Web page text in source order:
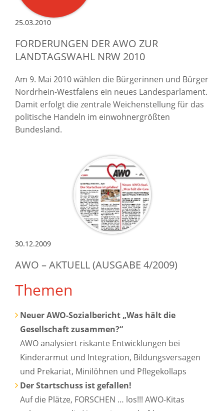
25.03.2010
FORDERUNGEN DER AWO ZUR
LANDTAGSWAHL NRW 2010
Am 9. Mai 2010 wählen die Bürgerinnen und Bürger
Nordrhein-Westfalens ein neues Landesparlament.
Damit erfolgt die zentrale Weichenstellung für das
politische Handeln im einwohnergrößten
Bundesland.
30.12.2009
AWO – AKTUELL (AUSGABE 4/2009)
Themen
Neuer AWO-Sozialbericht „Was hält die
Gesellschaft zusammen?“
AWO analysiert riskante Entwicklungen bei
Kinderarmut und Integration, Bildungsversagen
und Prekariat, Minilöhnen und Pflegekollaps
Der Startschuss ist gefallen!
Auf die Plätze, FORSCHEN … los!!! AWO-Kitas